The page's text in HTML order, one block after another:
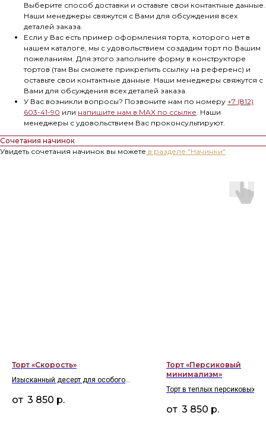
Выберите способ доставки и оставьте свои контактные данные.
Наши менеджеры свяжутся с Вами для обсуждения всех
деталей заказа.
Если у Вас есть пример оформления торта, которого нет в
нашем каталоге, мы с удовольствием создадим торт по Вашим
пожеланиям. Для этого заполните форму в конструкторе
тортов (там Вы сможете прикрепить ссылку на референс) и
оставьте свои контактные данные. Наши менеджеры свяжутся с
Вами для обсуждения всех деталей заказа.
У Вас возникли вопросы? Позвоните нам по номеру +7 (812)
603-41-90 или напишите нам в MAX по ссылке. Наши
менеджеры с удовольствием Вас проконсультируют.
Сочетания начинок
Увидеть сочетания начинок вы можете в разделе "Начинки"
Торт «Скорость»
Изысканный десерт для особого
3 850 р.
Торт «Персиковый
минимализм»
Торт в теплых персиковых
лаконичным декором
3 850 р.